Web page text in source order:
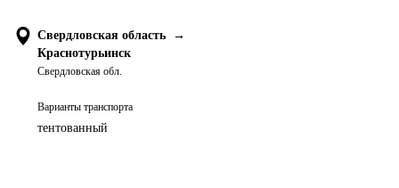
Свердловская область
→
Краснотурьинск
Свердловская обл.
Варианты транспорта
тентованный